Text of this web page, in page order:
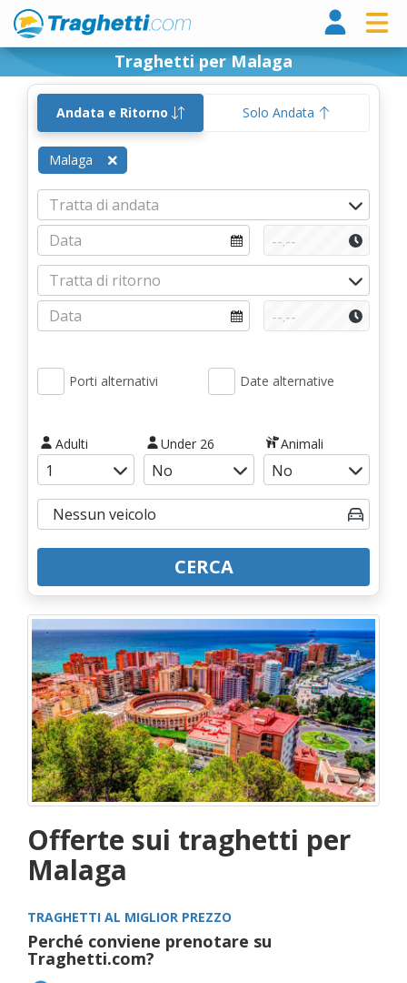
Traghetti per Malaga
Andata e Ritorno Solo Andata
Malaga
Porti alternativi Date alternative
Adulti Under 26 Animali
CERCA
Offerte sui traghetti per
Malaga
TRAGHETTI AL MIGLIOR PREZZO
Perché conviene prenotare su
Traghetti.com?